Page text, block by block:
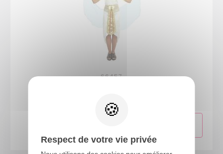
66457
Respect de votre vie privée